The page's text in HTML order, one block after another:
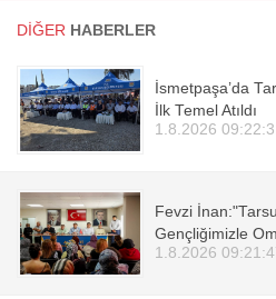
DİĞER HABERLER
İsmetpaşa’da
İlk Temel Atıldı
1.8.2026
Fevzi
Gençliğimizle
1.8.2026